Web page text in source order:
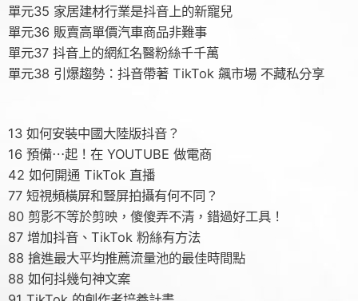
單元35 家居建材行業是抖音上的新寵兒
單元36 販賣高單價汽車商品非難事
單元37 抖音上的網紅名醫粉絲千千萬
單元38 引爆趨勢：抖音帶著 TikTok 飆市場 不藏私分享
13 如何安裝中國大陸版抖音？
16 預備⋯起！在 YOUTUBE 做電商
42 如何開通 TikTok 直播
77 短視頻橫屏和豎屏拍攝有何不同？
80 剪影不等於剪映，傻傻弄不清，錯過好工具！
87 增加抖音、TikTok 粉絲有方法
88 搶進最大平均推薦流量池的最佳時間點
88 如何抖幾句神文案